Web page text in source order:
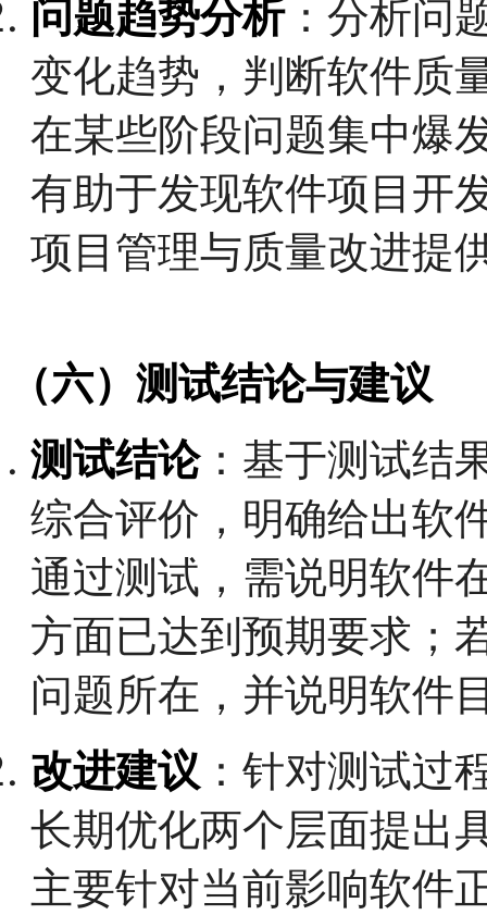
问题趋势分析：分析问
变化趋势，判断软件质
在某些阶段问题集中爆
有助于发现软件项目开
项目管理与质量改进提
（六）测试结论与建议
测试结论：基于测试结
综合评价，明确给出软
通过测试，需说明软件
方面已达到预期要求；
问题所在，并说明软件
改进建议 ：针对测试过
长期优化两个层面提出
主要针对当前影响软件